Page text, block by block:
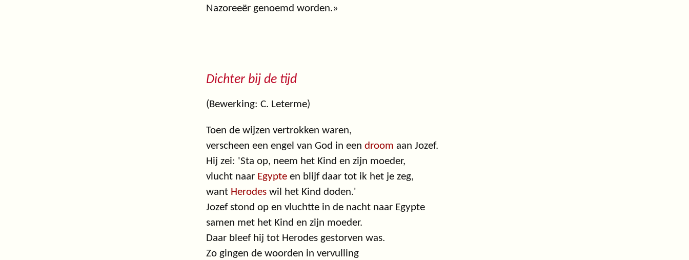
Nazoreeër genoemd worden.»
Dichter bij de tijd
(Bewerking: C. Leterme)
Toen de wijzen vertrokken waren,
verscheen een engel van God in een droom aan Jozef.
Hij zei: 'Sta op, neem het Kind en zijn moeder,
vlucht naar Egypte en blijf daar tot ik het je zeg,
want Herodes wil het Kind doden.'
Jozef stond op en vluchtte in de nacht naar Egypte
samen met het Kind en zijn moeder.
Daar bleef hij tot Herodes gestorven was.
Zo gingen de woorden in vervulling